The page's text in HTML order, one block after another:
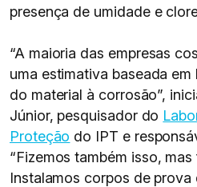
presença de umidade e
“A maioria das empresas
uma estimativa baseada
do material à corrosão”,
Júnior, pesquisador do
Proteção do IPT e
“Fizemos também isso,
Instalamos corpos de